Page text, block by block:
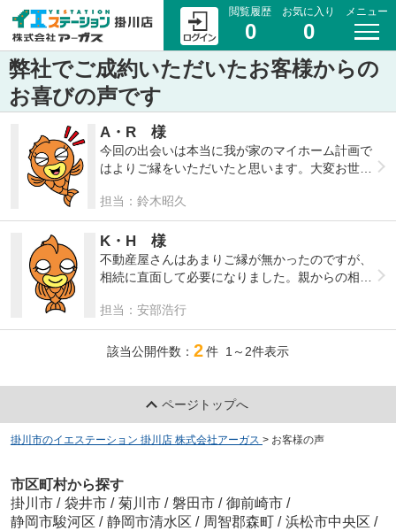
閲覧履歴
0
お気に入り
0
メニュー
弊社でご成約いただいたお客様からの
お喜びの声です
A・R 様
今回の出会いは本当に我が家のマイホーム計画で
はよりご縁をいただいたと思います。大変お世話
担当：鈴木昭久
K・H 様
不動産屋さんはあまりご縁が無かったのですが、
相続に直面して必要になりました。親からの相続
かったです。
担当：安部浩行
該当公開件数： 2件 1～2件表示
ページトップへ
掛川市のイエステーション 掛川店 株式会社アーガス > お客様の声
市区町村から探す
掛川市 / 袋井市 / 菊川市 / 磐田市 / 御前崎市 /
静岡市駿河区 / 静岡市清水区 / 周智郡森町 / 浜松市中央区 /